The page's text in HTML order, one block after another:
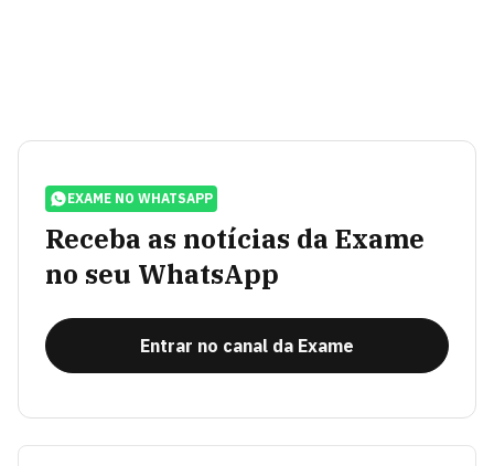
EXAME NO WHATSAPP
Receba as notícias da Exame
no seu WhatsApp
Entrar no canal da Exame